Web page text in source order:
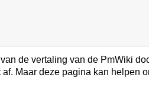
de vertaling van de PmWiki
Maar deze pagina kan helpen